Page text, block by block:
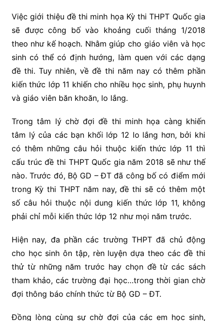
Việc giới thiệu đề thi minh họa Kỳ thi THPT Quốc gia
sẽ được công bố vào khoảng cuối tháng 1/2018
theo như kế hoạch. Nhằm giúp cho giáo viên và học
sinh có thể có định hướng, làm quen với các dạng
đề thi. Tuy nhiên, về đề thi năm nay có thêm phần
kiến thức lớp 11 khiến cho nhiều học sinh, phụ huynh
và giáo viên băn khoăn, lo lắng.
Trong tâm lý chờ đợi đề thi minh họa càng khiến
tâm lý của các bạn khối lớp 12 lo lắng hơn, bởi khi
có thêm những câu hỏi thuộc kiến thức lớp 11 thì
cấu trúc đề thi THPT Quốc gia năm 2018 sẽ như thế
nào. Trước đó, Bộ GD – ĐT đã công bố có điểm mới
trong Kỳ thi THPT năm nay, đề thi sẽ có thêm một
số câu hỏi thuộc nội dung kiến thức lớp 11, không
phải chỉ mỗi kiến thức lớp 12 như mọi năm trước.
Hiện nay, đa phần các trường THPT đã chủ động
cho học sinh ôn tập, rèn luyện dựa theo các đề thi
thử từ những năm trước hay chọn đề từ các sách
tham khảo, các trường đại học…trong thời gian chờ
đợi thông báo chính thức từ Bộ GD – ĐT.
Đồng lòng cùng sự chờ đợi của các em học sinh,